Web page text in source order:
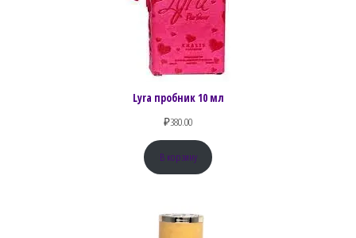
Lyra пробник 10 мл
₽380.00
В корзину